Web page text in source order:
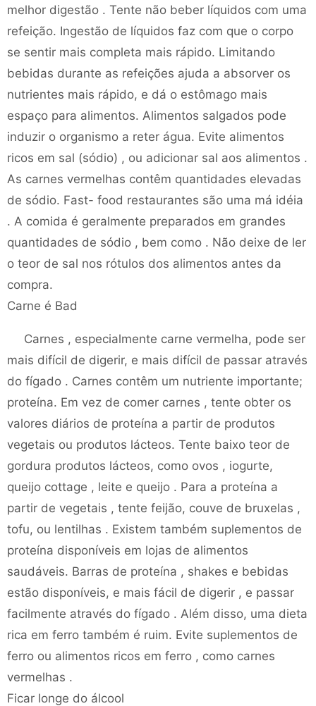
melhor digestão . Tente não beber líquidos com uma
refeição. Ingestão de líquidos faz com que o corpo
se sentir mais completa mais rápido. Limitando
bebidas durante as refeições ajuda a absorver os
nutrientes mais rápido, e dá o estômago mais
espaço para alimentos. Alimentos salgados pode
induzir o organismo a reter água. Evite alimentos
ricos em sal (sódio) , ou adicionar sal aos alimentos .
As carnes vermelhas contêm quantidades elevadas
de sódio. Fast- food restaurantes são uma má idéia
. A comida é geralmente preparados em grandes
quantidades de sódio , bem como . Não deixe de ler
o teor de sal nos rótulos dos alimentos antes da
compra.
Carne é Bad
Carnes , especialmente carne vermelha, pode ser
mais difícil de digerir, e mais difícil de passar através
do fígado . Carnes contêm um nutriente importante;
proteína. Em vez de comer carnes , tente obter os
valores diários de proteína a partir de produtos
vegetais ou produtos lácteos. Tente baixo teor de
gordura produtos lácteos, como ovos , iogurte,
queijo cottage , leite e queijo . Para a proteína a
partir de vegetais , tente feijão, couve de bruxelas ,
tofu, ou lentilhas . Existem também suplementos de
proteína disponíveis em lojas de alimentos
saudáveis. Barras de proteína , shakes e bebidas
estão disponíveis, e mais fácil de digerir , e passar
facilmente através do fígado . Além disso, uma dieta
rica em ferro também é ruim. Evite suplementos de
ferro ou alimentos ricos em ferro , como carnes
vermelhas .
Ficar longe do álcool